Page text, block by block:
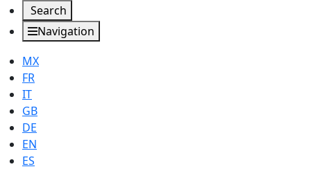
Search
Navigation
MX
FR
IT
GB
DE
EN
ES